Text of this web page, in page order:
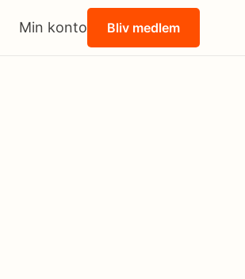
Min konto Bliv medlem